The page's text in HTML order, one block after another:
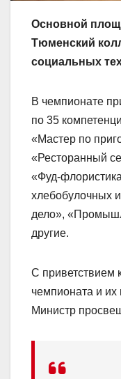
Основной
Тюменский
социальных
В чемпионате
по 35
«Мастер по
«Ресторанный
«Фуд-
хлебобулочных
дело»,
другие.
С приветствием
чемпионата и их
Министр